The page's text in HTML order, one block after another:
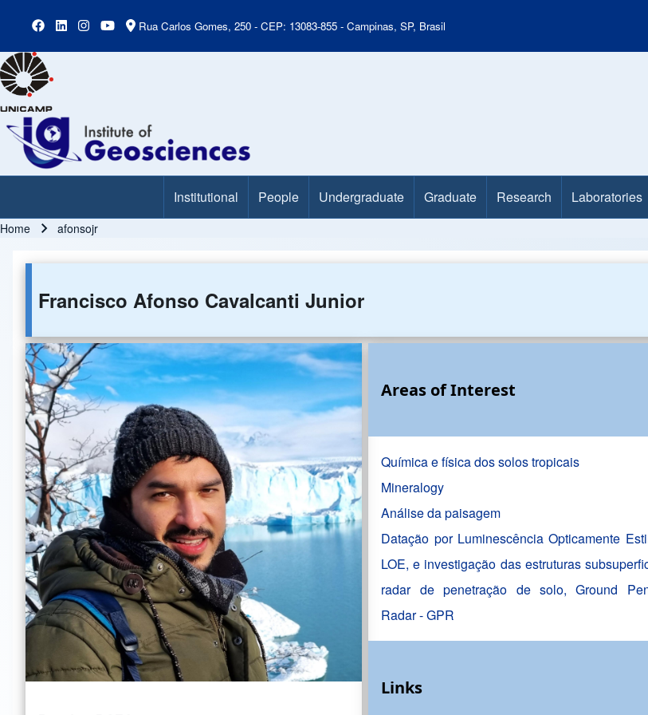
Rua Carlos Gomes, 250 - CEP: 13083-855 - Campinas, SP, Brasil
Main Menu Institutional People Undergraduate Graduate Research Laboratories
Breadcrumb
Home afonsojr
Francisco Afonso Cavalcanti Junior
Areas of Interest
Química e física dos solos tropicais
Mineralogy
Análise da paisagem
Datação por Luminescência Opticamente
LOE, e investigação das estruturas
radar de penetração de solo, Ground
Radar - GPR
Links